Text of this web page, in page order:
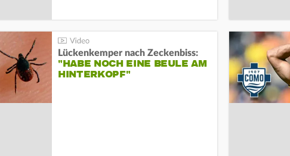
Lückenkemper nach Zeckenbiss:
"HABE NOCH EINE BEULE AM
HINTERKOPF"